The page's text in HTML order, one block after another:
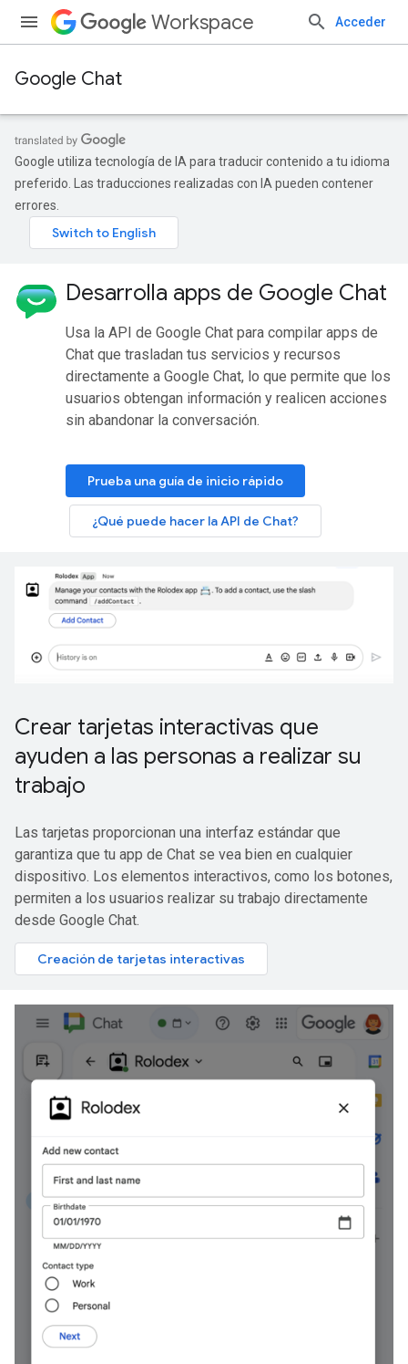
Workspace Acceder
Google Chat
Google utiliza tecnología de IA para traducir contenido a tu idioma
preferido. Las traducciones realizadas con IA pueden contener
errores.
Desarrolla apps de Google Chat
Usa la API de Google Chat para compilar apps de
Chat que trasladan tus servicios y recursos
directamente a Google Chat, lo que permite que los
usuarios obtengan información y realicen acciones
sin abandonar la conversación.
Prueba una guía de inicio rápido
¿Qué puede hacer la API de Chat?
Crear tarjetas interactivas que
ayuden a las personas a realizar su
trabajo
Las tarjetas proporcionan una interfaz estándar que
garantiza que tu app de Chat se vea bien en cualquier
dispositivo. Los elementos interactivos, como los botones,
permiten a los usuarios realizar su trabajo directamente
desde Google Chat.
Creación de tarjetas interactivas